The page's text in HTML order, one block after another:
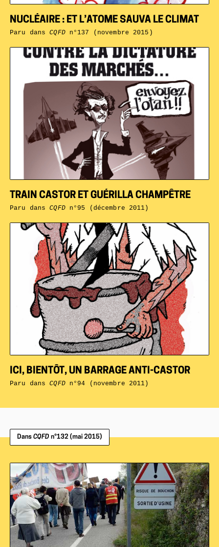
ICI, BIENTÔT, UN BARRAGE ANTI-CASTOR
Paru dansCQFDn°94 (novembre 2011)
TRAIN CASTOR ET GUÉRILLA CHAMPÊTRE
Paru dansCQFDn°95 (décembre 2011)
NUCLÉAIRE : ET L’ATOME SAUVA LE CLIMAT
Paru dansCQFDn°137 (novembre 2015)
Dans CQFD n°132 (mai 2015)